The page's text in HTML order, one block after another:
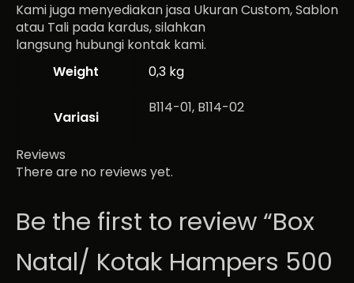
Kami juga menyediakan jasa Ukuran Custom, Sablon
atau Tali pada kardus, silahkan
langsung hubungi kontak kami.
Weight
0,3 kg
Variasi
B114-01, B114-02
Reviews
There are no reviews yet.
Be the first to review “Box
Natal/ Kotak Hampers 500